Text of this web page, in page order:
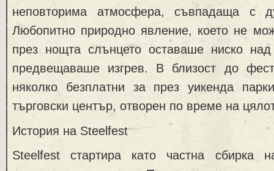
неповторима атмосфера, съвпадаща с
Любопитно природно явление, което не
през нощта слънцето оставаше ниско над
предвещаваше изгрев. В близост до
няколко безплатни за през уикенда
търговски център, отворен по време на
История на Steelfest
Steelfest стартира като частна сбирка